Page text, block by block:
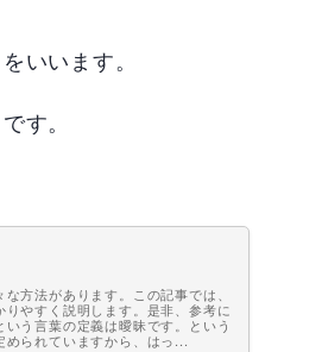
いいます。
す。
方法があります。この記事では、
やすく説明します。是非、参考に
う言葉の定義は曖昧です。という
られていますから、はっ...